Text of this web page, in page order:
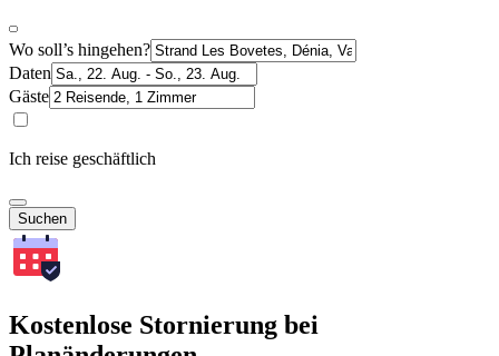
Wo soll’s hingehen?
Daten
Gäste
Ich reise geschäftlich
Suchen
Kostenlose Stornierung bei